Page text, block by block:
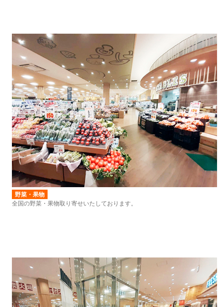
野菜・果物
全国の野菜・果物取り寄せいたしております。